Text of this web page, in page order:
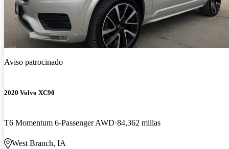
Aviso patrocinado
2020 Volvo XC90
T6 Momentum 6-Passenger AWD 84,362 millas
West Branch, IA